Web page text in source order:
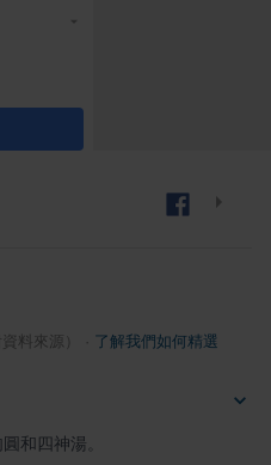
料來源） 了解我們如何精選
和四神湯。